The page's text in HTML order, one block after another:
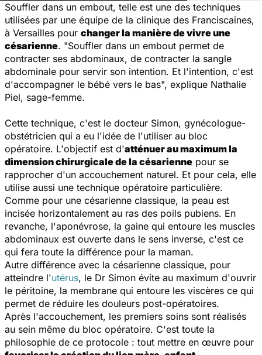
Souffler dans un embout, telle est une des techniques
utilisées par une équipe de la clinique des Franciscaines,
à Versailles pour changer la manière de vivre une
césarienne. "Souffler dans un embout permet de
contracter ses abdominaux, de contracter la sangle
abdominale pour servir son intention. Et l'intention, c'est
d'accompagner le bébé vers le bas", explique Nathalie
Piel, sage-femme.
Cette technique, c'est le docteur Simon, gynécologue-
obstétricien qui a eu l'idée de l'utiliser au bloc
opératoire. L'objectif est d'atténuer au maximum la
dimension chirurgicale de la césarienne pour se
rapprocher d'un accouchement naturel. Et pour cela, elle
utilise aussi une technique opératoire particulière.
Comme pour une césarienne classique, la peau est
incisée horizontalement au ras des poils pubiens. En
revanche, l'aponévrose, la gaine qui entoure les muscles
abdominaux est ouverte dans le sens inverse, c'est ce
qui fera toute la différence pour la maman.
Autre différence avec la césarienne classique, pour
atteindre l'utérus, le Dr Simon évite au maximum d'ouvrir
le péritoine, la membrane qui entoure les viscères ce qui
permet de réduire les douleurs post-opératoires.
Après l'accouchement, les premiers soins sont réalisés
au sein même du bloc opératoire. C'est toute la
philosophie de ce protocole : tout mettre en œuvre pour